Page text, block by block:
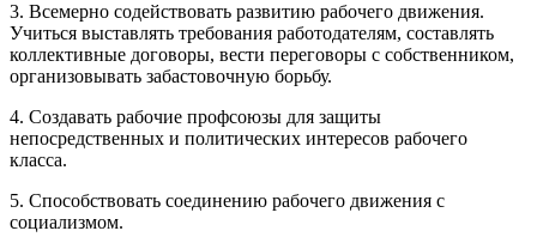
3. Всемерно содействовать развитию рабочего движения.
Учиться выставлять требования работодателям, составлять
коллективные договоры, вести переговоры с собственником,
организовывать забастовочную борьбу.
4. Создавать рабочие профсоюзы для защиты
непосредственных и политических интересов рабочего
класса.
5. Способствовать соединению рабочего движения с
социализмом.